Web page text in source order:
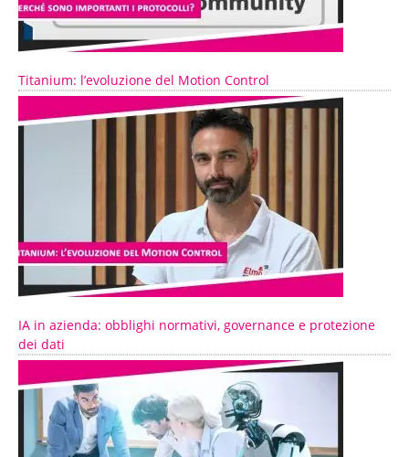
Titanium: l’evoluzione del Motion Control
IA in azienda: obblighi normativi, governance e protezione
dei dati